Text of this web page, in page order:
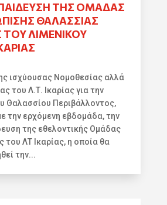
ΤΗΣ ΟΜΆΔΑΣ
ΘΑΛΆΣΣΙΑΣ
ΛΙΜΕΝΙΚΟΎ
ισχύουσας Νομοθεσίας αλλά
του Λ.Τ. Ικαρίας για την
Θαλασσίου Περιβάλλοντος,
την ερχόμενη εβδομάδα, την
της εθελοντικής Ομάδας
του ΛΤ Ικαρίας, η οποία θα
την...